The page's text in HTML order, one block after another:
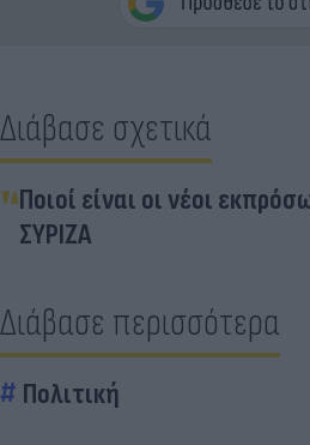
Διάβασε σχετικά
Ποιοί είναι οι νέοι
ΣΥΡΙΖΑ
Διάβασε περισσότερα
Πολιτική